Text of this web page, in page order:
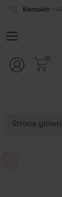
Kontakt:
0
Strona